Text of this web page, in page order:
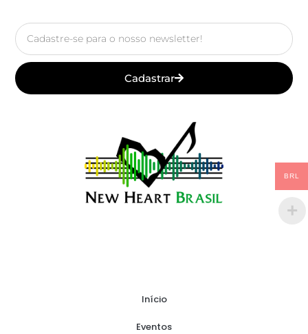
Email
Cadastrar
Início
Eventos
BRL